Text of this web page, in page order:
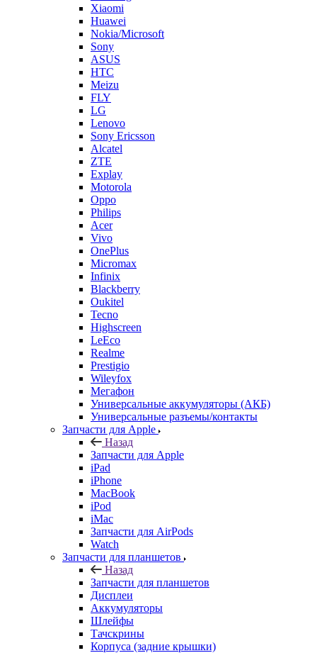
LG
Lenovo
Sony Ericsson
Alcatel
ZTE
Explay
Motorola
Oppo
Philips
Acer
Vivo
OnePlus
Micromax
Infinix
Blackberry
Oukitel
Tecno
Highscreen
LeEco
Realme
Prestigio
Wileyfox
Мегафон
Универсальные аккумуляторы (АКБ)
Универсальные разъемы/контакты
Запчасти для Apple
Назад
Запчасти для Apple
iPad
iPhone
MacBook
iPod
iMac
Запчасти для AirPods
Watch
Запчасти для планшетов
Назад
Запчасти для планшетов
Дисплеи
Аккумуляторы
Шлейфы
Тачскрины
Корпуса (задние крышки)
Explay
Acer
ASUS
Huawei
Lenovo
Samsung Galaxy Tab
Sony
Xiaomi